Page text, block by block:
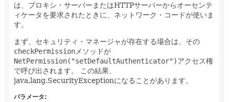
は、プロキシ・サーバーまたはHTTPサーバーからオーセンテ
ィケータを要求されたときに、ネットワーク・コードが使いま
す。
まず、セキュリティ・マネージャが存在する場合は、その
checkPermission メソッドが
NetPermission("setDefaultAuthenticator")アクセス権
で呼び出されます。
この結果、
java.lang.SecurityExceptionになることがあります。
パラメータ: